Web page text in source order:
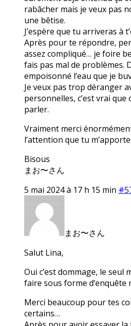
rabâcher mais je veux pas
une bêtise.
J’espère que tu arriveras à
Après pour te répondre,
assez compliqué… je foire
fais pas mal de problèmes.
empoisonné l’eau que je
Je veux pas trop déranger
personnelles, c’est vrai que
parler.
Vraiment merci
l’attention que tu
Bisous
まお〜さん
5 mai 2024 à 17 h 15 min
まお〜さん
Salut Lina,
Oui c’est dommage, le seul
faire sous forme d’enquête
Merci beaucoup pour tes
certains…